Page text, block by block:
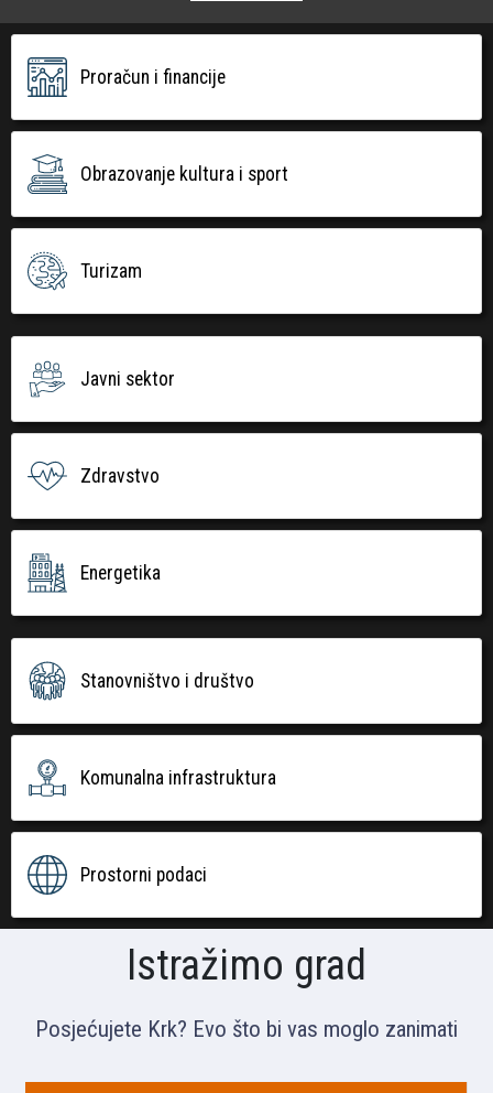
Proračun i financije
Obrazovanje kultura i sport
Turizam
Javni sektor
Zdravstvo
Energetika
Stanovništvo i društvo
Komunalna infrastruktura
Prostorni podaci
Istražimo grad
Posjećujete Krk? Evo što bi vas moglo zanimati